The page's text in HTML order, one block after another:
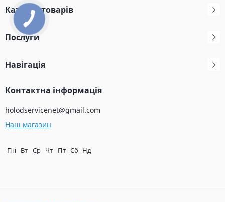
Каталог товарів
Послуги
Навігація
Контактна інформація
holodservicenet@gmail.com
Наш магазин
Пн Вт Ср Чт Пт Сб Нд